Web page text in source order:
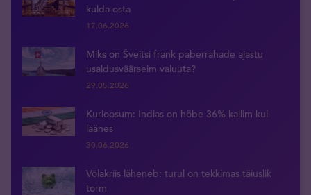
kulda osta
17.06.2026
Miks on Šveitsi frank paberrahade ajastu
usaldusväärseim valuuta?
29.05.2026
Kurioosum: Indias on hõbe 36% kallim kui
läänes
30.06.2026
Võlakriis läheneb: turul on tekkimas täiuslik
torm